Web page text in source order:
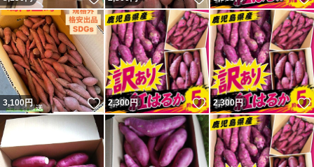
3,100円 いいね！
2,300円 いいね！
2,300円